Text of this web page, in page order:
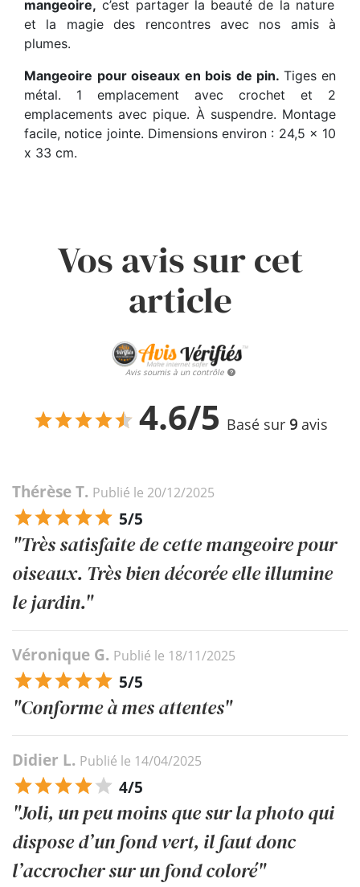
mangeoire, c’est partager la beauté de la nature
et la magie des rencontres avec nos amis à
plumes.
Mangeoire pour oiseaux en bois de pin. Tiges en
métal. 1 emplacement avec crochet et 2
emplacements avec pique. À suspendre. Montage
facile, notice jointe. Dimensions environ : 24,5 x 10
x 33 cm.
Vos avis sur cet
article
Avis soumis à un contrôle
4.6/5 Basé sur 9 avis
Thérèse T. Publié le 20/12/2025
5/5
"Très satisfaite de cette mangeoire pour
oiseaux. Très bien décorée elle illumine
le jardin."
Véronique G. Publié le 18/11/2025
5/5
"Conforme à mes attentes"
Didier L. Publié le 14/04/2025
4/5
"Joli, un peu moins que sur la photo qui
dispose d’un fond vert, il faut donc
l’accrocher sur un fond coloré"